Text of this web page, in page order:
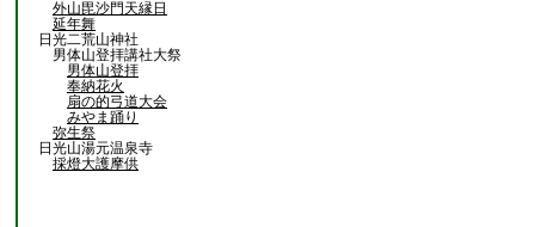
外山毘沙門天縁日
延年舞
日光二荒山神社
男体山登拝講社大祭
男体山登拝
奉納花火
扇の的弓道大会
みやま踊り
弥生祭
日光山湯元温泉寺
採燈大護摩供